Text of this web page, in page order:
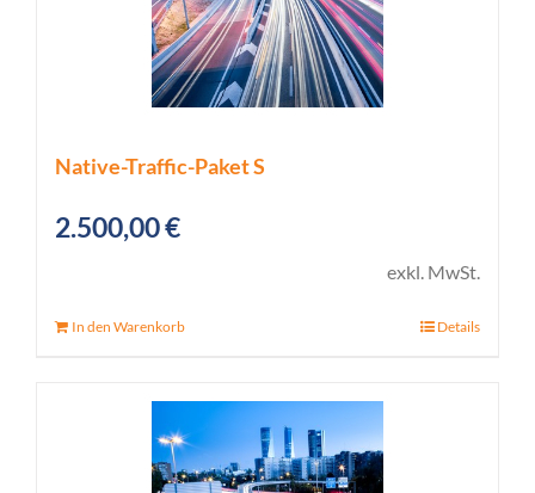
Native-Traffic-Paket S
2.500,00€
exkl. MwSt.
In den Warenkorb Details